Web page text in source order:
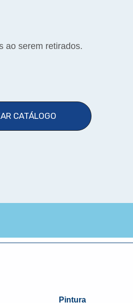
ao serem retirados.
CATÁLOGO
Pintura